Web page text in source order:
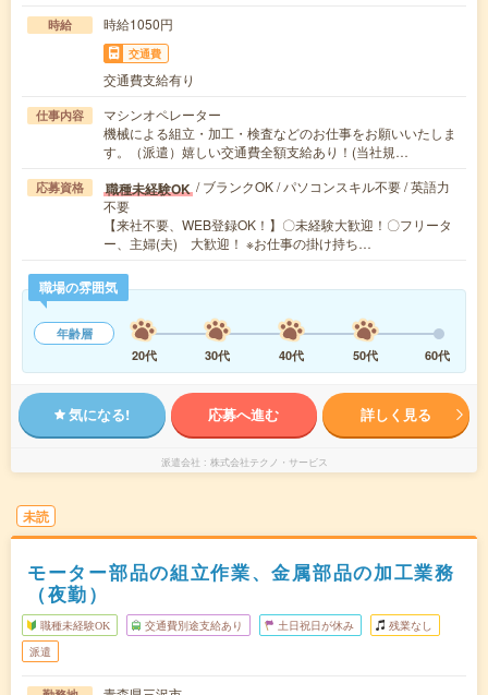
時給 時給1050円
交通費
交通費支給有り
仕事内容
マシンオペレーター
機械による組立・加工・検査などのお仕事をお願いいたしま
す。（派遣）嬉しい交通費全額支給あり！(当社規…
応募資格 職種未経験OK / ブランクOK / パソコンスキル不要 / 英語力
不要
【来社不要、WEB登録OK！】〇未経験大歓迎！〇フリータ
ー、主婦(夫) 大歓迎！ ※お仕事の掛け持ち…
職場の雰囲気
年齢層
20代
30代 40代 50代 60代
気になる! 応募へ進む 詳しく見る
派遣会社 株式会社テクノ・サービス
未読
モーター部品の組立作業、金属部品の加工業務
（夜勤）
職種未経験OK 交通費別途支給あり 土日祝日が休み 残業なし
派遣